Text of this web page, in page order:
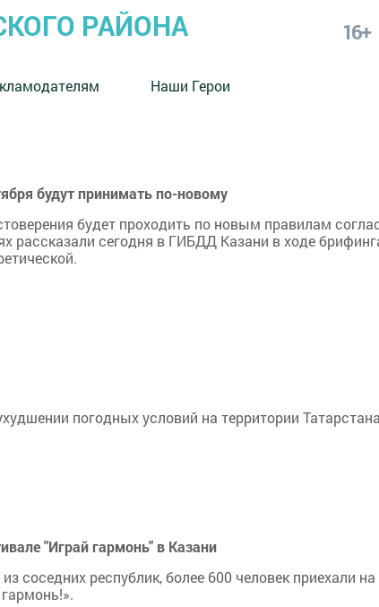
РАЙОНА 16+
Наши Герои
будут принимать по-новому
будет проходить по новым правилам
сегодня в ГИБДД Казани в ходе
погодных условий на территории
"Играй гармонь" в Казани
соседних республик, более 600 человек приехали на